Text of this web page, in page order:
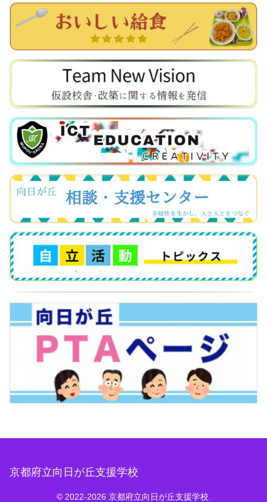
京都府立向日が丘支援学校
© 2022-2026 京都府立向日が丘支援学校.